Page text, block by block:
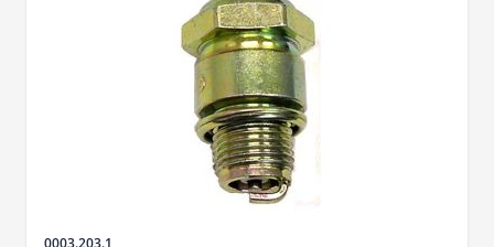
Artikelnr.
0003.203.1